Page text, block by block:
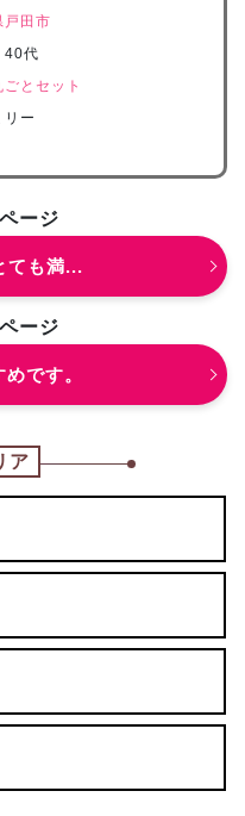
戸田市
40代
とセット
リー
ージ
ても満...
ージ
です。
ア